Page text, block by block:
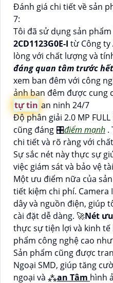
Đánh giá chi tiết về sản
7:
Tôi đã sử dụng sản phẩm
2CD1123G0E-I từ Công ty
lòng với chất lượng và
đáng quan tâm trước hết
xem ban đêm với công
ảnh ban đêm được cung
tự tin an ninh 24/7
Độ phân giải 2.0 MP
cũng đáng 🎛điểm mạnh .
chi tiết và rõ ràng với
Sự sắc nét này thực sự
việc giám sát và bảo vệ
Một ưu điểm nữa của
tiết kiệm chi phí. Camera
dây và nguồn điện, giúp
cài đặt dễ dàng. 🚀Nét
thực sự tiện lợi và kinh
phẩm công nghệ cao
Sản phẩm cũng được
Ngoại SMD, giúp tăng
ngoại và ⁂an Tâm hình